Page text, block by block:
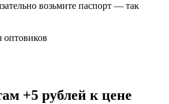
возьмите паспорт — так
+5 рублей к цене